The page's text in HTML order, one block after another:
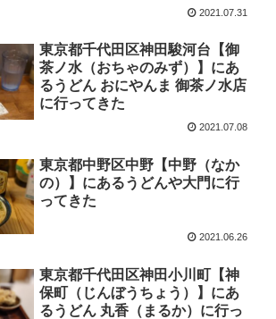
2021.07.31
東京都千代田区神田駿河台【御
茶ノ水（おちゃのみず）】にあ
るうどん おにやんま 御茶ノ水店
に行ってきた
2021.07.08
東京都中野区中野【中野（なか
の）】にあるうどんや大門に行
ってきた
2021.06.26
東京都千代田区神田小川町【神
保町（じんぼうちょう）】にあ
るうどん 丸香（まるか）に行っ